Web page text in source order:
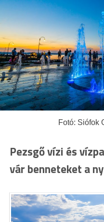
Fotó: Siófok
Pezsgő vízi és
vár benneteket a